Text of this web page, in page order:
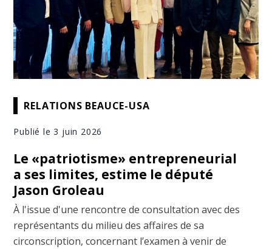
RELATIONS BEAUCE-USA
Publié le 3 juin 2026
Le «patriotisme» entrepreneurial
a ses limites, estime le député
Jason Groleau
À l'issue d'une rencontre de consultation avec des
représentants du milieu des affaires de sa
circonscription, concernant l’examen à venir de